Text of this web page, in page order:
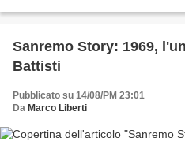
Sanremo Story: 1969,
Battisti
Pubblicato su 14/08/PM 23:01
Da Marco Liberti